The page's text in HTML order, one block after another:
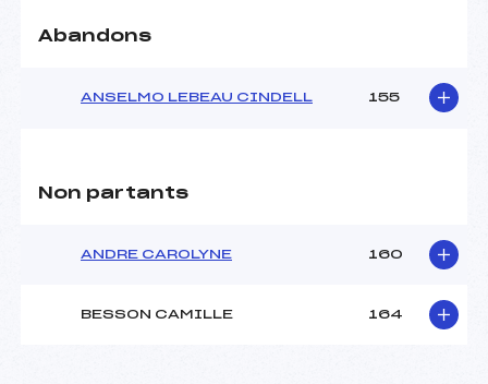
Abandons
ANSELMO LEBEAU CINDELL 155
Non partants
ANDRE CAROLYNE 160
BESSON CAMILLE 164